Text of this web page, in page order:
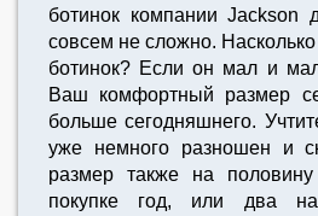
ботинок компании Jackson
совсем не сложно.
ботинок? Если он мал и мал
Ваш комфортный размер
больше сегодняшнего.
уже немного разношен и
размер также на
покупке год, или два